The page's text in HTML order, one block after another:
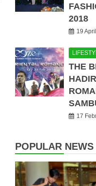
2018
19
THE
17
POPULAR NEWS